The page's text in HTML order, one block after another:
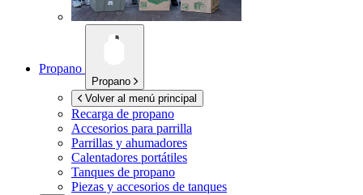
Propano
Propano
Volver al menú principal
Recarga de propano
Accesorios para parrilla
Parrillas y ahumadores
Calentadores portátiles
Tanques de propano
Piezas y accesorios de tanques